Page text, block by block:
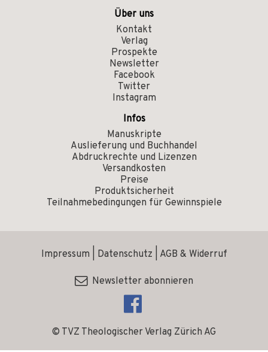
Über uns
Kontakt
Verlag
Prospekte
Newsletter
Facebook
Twitter
Instagram
Infos
Manuskripte
Auslieferung und Buchhandel
Abdruckrechte und Lizenzen
Versandkosten
Preise
Produktsicherheit
Teilnahmebedingungen für Gewinnspiele
© TVZ Theologischer Verlag Zürich AG
Impressum Datenschutz AGB & Widerruf
Newsletter abonnieren